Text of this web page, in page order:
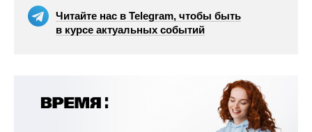
Читайте нас в Telegram, чтобы быть
в курсе актуальных событий